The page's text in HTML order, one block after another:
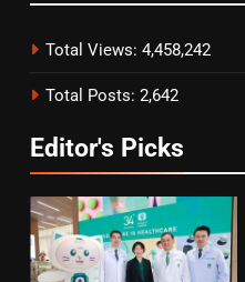
Total Views: 4,458,242
Total Posts: 2,642
Editor's Picks